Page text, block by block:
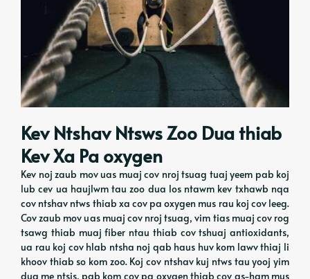
Kev Ntshav Ntsws Zoo Dua thiab
Kev Xa Pa oxygen
Kev noj zaub mov uas muaj cov nroj tsuag tuaj yeem pab koj
lub cev ua haujlwm tau zoo dua los ntawm kev txhawb nqa
cov ntshav ntws thiab xa cov pa oxygen mus rau koj cov leeg.
Cov zaub mov uas muaj cov nroj tsuag, vim tias muaj cov rog
tsawg thiab muaj fiber ntau thiab cov tshuaj antioxidants,
ua rau koj cov hlab ntsha noj qab haus huv kom lawv thiaj li
khoov thiab so kom zoo. Koj cov ntshav kuj ntws tau yooj yim
dua me ntsis, pab kom cov pa oxygen thiab cov as-ham mus